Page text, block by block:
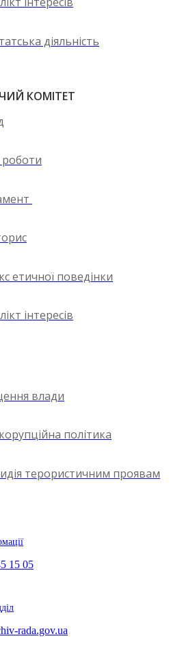
діяльність
КОМІТЕТ
етичної поведінки
інтересів
влади
політика
терористичним проявам
15 05
rada.gov.ua